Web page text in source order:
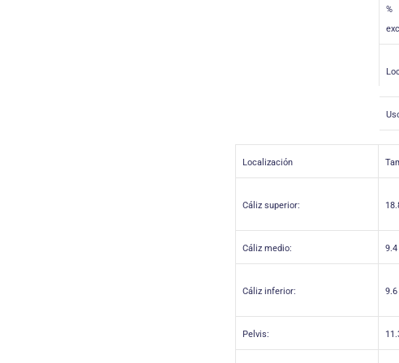
%
Localización
Cáliz superior:
Cáliz medio: 9.4
Cáliz inferior: 9.6
Pelvis: